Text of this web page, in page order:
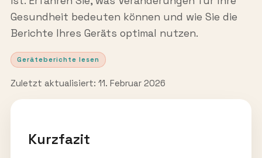
Gesundheit bedeuten können und wie Sie die
Berichte Ihres Geräts optimal nutzen.
Geräteberichte lesen
Zuletzt aktualisiert: 11. Februar 2026
Kurzfazit